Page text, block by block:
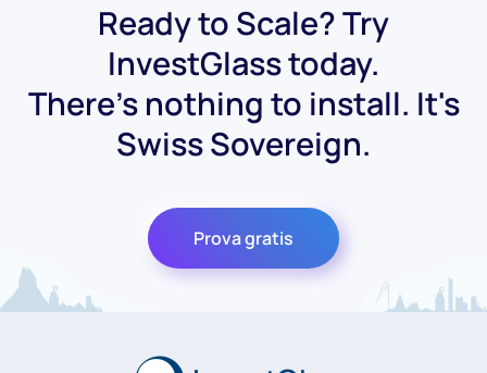
Ready to Scale? Try
InvestGlass today.
There's nothing to install. It's
Swiss Sovereign.
Prova gratis